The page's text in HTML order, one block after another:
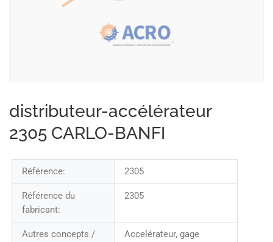
distributeur-accélérateur
2305 CARLO-BANFI
Référence: 2305
Référence du
fabricant:
2305
Autres concepts /
Accelérateur, gage